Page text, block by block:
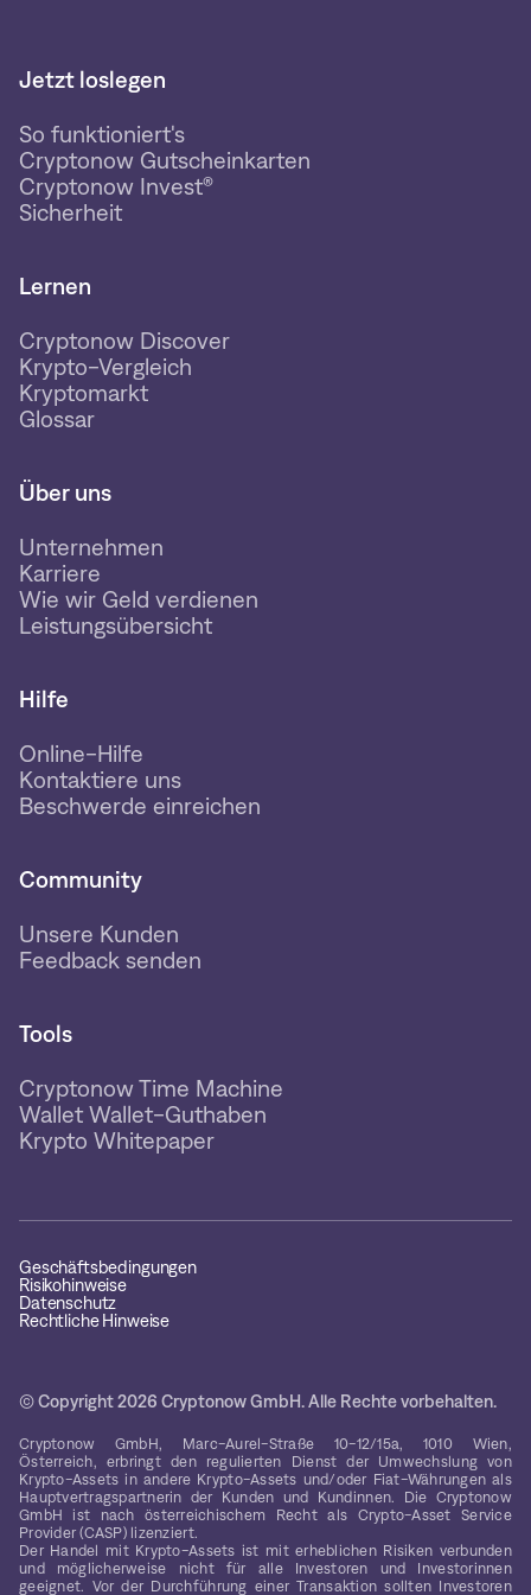
Jetzt loslegen
So funktioniert's
Cryptonow Gutscheinkarten
Cryptonow Invest®
Sicherheit
Lernen
Cryptonow Discover
Krypto-Vergleich
Kryptomarkt
Glossar
Über uns
Unternehmen
Karriere
Wie wir Geld verdienen
Leistungsübersicht
Hilfe
Online-Hilfe
Kontaktiere uns
Beschwerde einreichen
Community
Unsere Kunden
Feedback senden
Tools
Cryptonow Time Machine
Wallet Wallet-Guthaben
Krypto Whitepaper
Geschäftsbedingungen
Risikohinweise
Datenschutz
Rechtliche Hinweise
© Copyright 2026 Cryptonow GmbH. Alle Rechte vorbehalten.
Cryptonow GmbH, Marc-Aurel-Straße 10-12/15a, 1010 Wien,
Österreich, erbringt den regulierten Dienst der Umwechslung von
Krypto-Assets in andere Krypto-Assets und/oder Fiat-Währungen als
Hauptvertragspartnerin der Kunden und Kundinnen. Die Cryptonow
GmbH ist nach österreichischem Recht als Crypto-Asset Service
Provider (CASP) lizenziert.
Der Handel mit Krypto-Assets ist mit erheblichen Risiken verbunden
und möglicherweise nicht für alle Investoren und Investorinnen
geeignet. Vor der Durchführung einer Transaktion sollten Investoren